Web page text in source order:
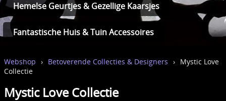
Hemelse Geurtjes & Gezellige Kaarsjes
Fantastische Huis & Tuin Accessoires
Webshop › Betoverende Collecties & Designers › Mystic Love
Collectie
Mystic Love Collectie